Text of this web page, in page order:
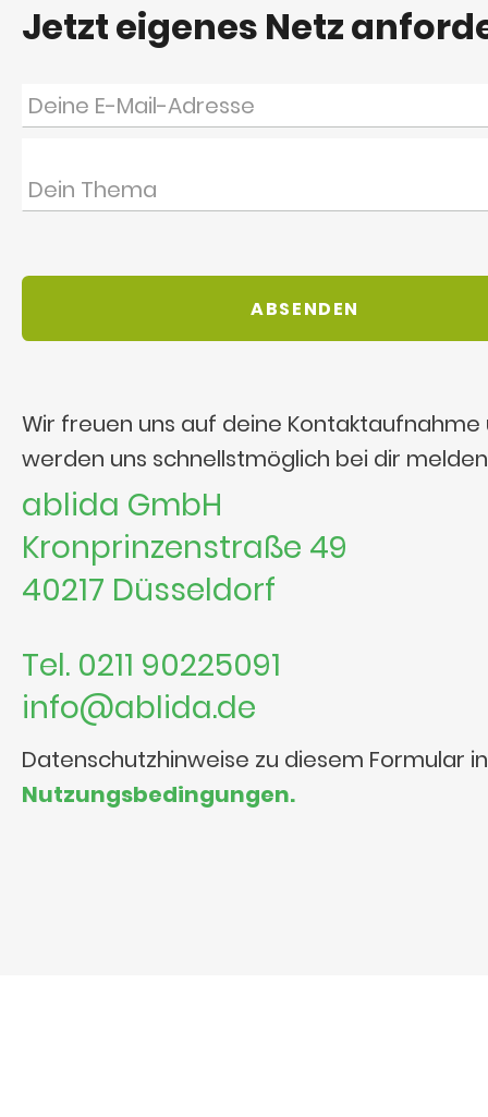
Jetzt eigenes Netz
Wir freuen uns auf deine Kontaktaufnahme
werden uns schnellstmöglich bei dir
ablida GmbH
Kronprinzenstraße 49
40217 Düsseldorf
Tel. 0211 90225091
info@ablida.de
Datenschutzhinweise zu diesem Formular
Nutzungsbedingungen.